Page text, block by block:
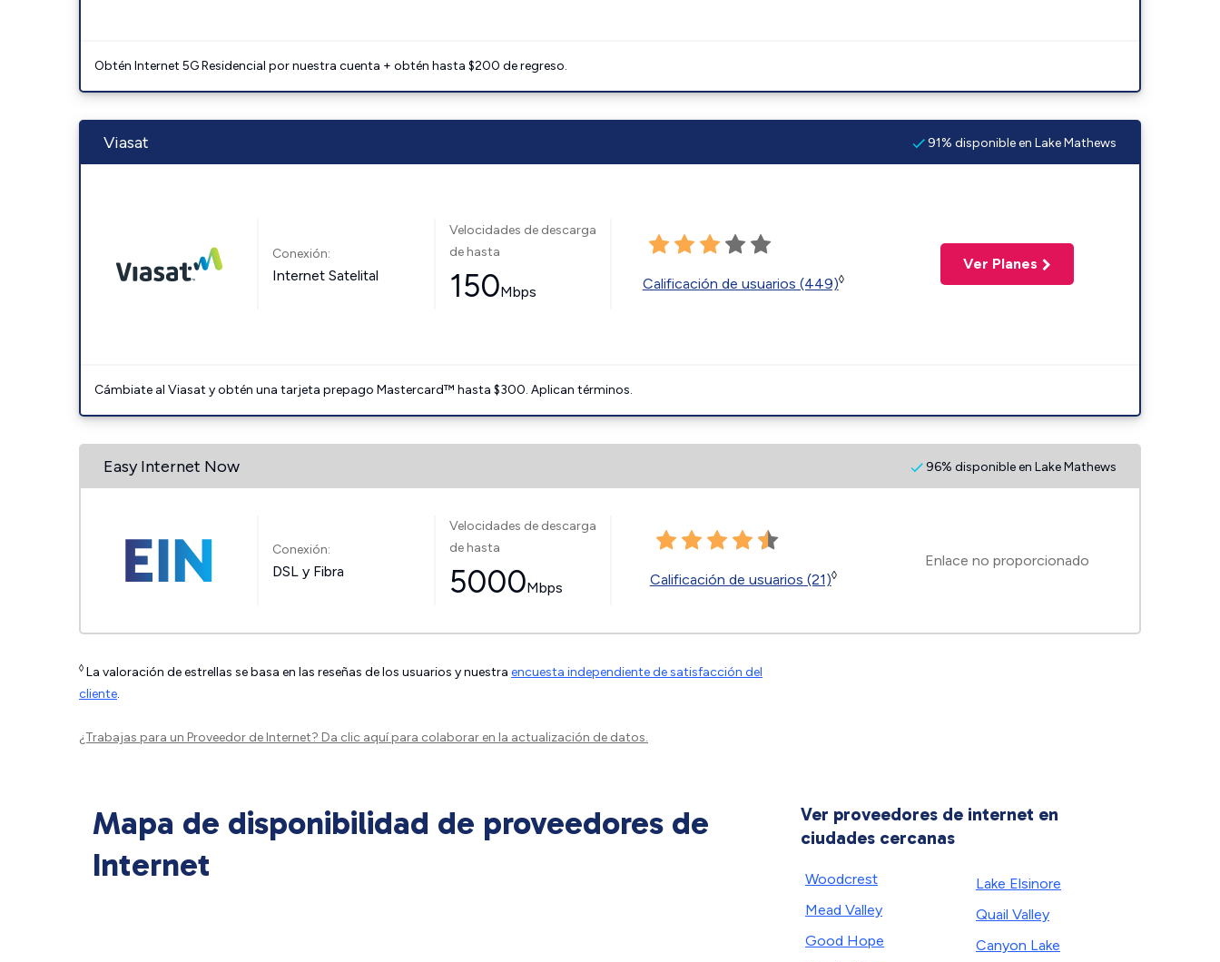
Obtén Internet 5G Residencial por nuestra cuenta + obtén hasta $200 de regreso.
Viasat 91% disponible en Lake Mathews
Conexión:
Internet Satelital
Velocidades de descarga
de hasta
150Mbps Calificación de usuarios (449)◊
Ver Planes
Cámbiate al Viasat y obtén una tarjeta prepago Mastercard™ hasta $300. Aplican términos.
Easy Internet Now 96% disponible en Lake Mathews
Conexión:
DSL y Fibra
Velocidades de descarga
de hasta
5000Mbps Calificación de usuarios (21)◊
Enlace no proporcionado
◊ La valoración de estrellas se basa en las reseñas de los usuarios y nuestra encuesta independiente de satisfacción del
cliente.
¿Trabajas para un Proveedor de Internet? Da clic aquípara colaborar en la actualización de datos.
Mapa de disponibilidad de proveedores de
Internet
Ver proveedores de internet en
ciudades cercanas
Woodcrest
Mead Valley
Good Hope
Lake Elsinore
Quail Valley
Canyon Lake